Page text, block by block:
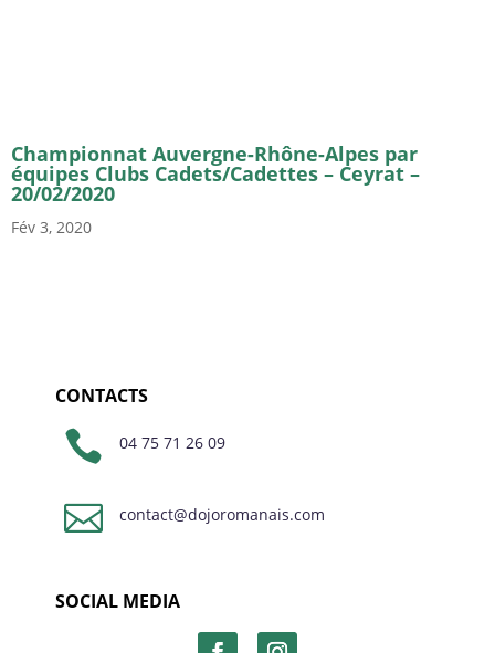
Championnat Auvergne-Rhône-Alpes par
équipes Clubs Cadets/Cadettes – Ceyrat –
20/02/2020
Fév 3, 2020
CONTACTS
 04 75 71 26 09
 contact@dojoromanais.com
SOCIAL MEDIA